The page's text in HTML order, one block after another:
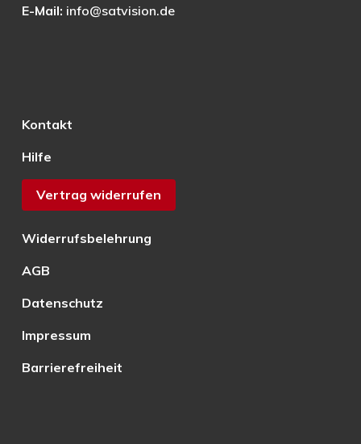
E-Mail: info@satvision.de
Kontakt
Hilfe
Vertrag widerrufen
Widerrufsbelehrung
AGB
Datenschutz
Impressum
Barrierefreiheit